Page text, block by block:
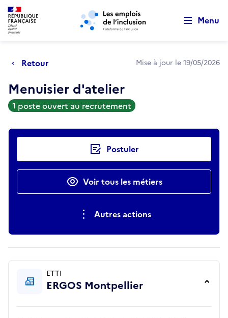
Aller au menu principal Aller au contenu principal
Menu
Retour Mise à jour le 19/05/2026
Menuisier d'atelier
1 poste ouvert au recrutement
Actions rapides Postuler
Voir tous les métiers
Autres actions
ETTI
ERGOS Montpellier
Retour au début de la page
Panneau de gestion des cookies